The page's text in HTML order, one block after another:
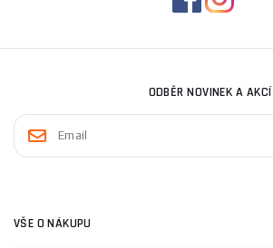
ODBĚR NOVINEK A AKCÍ
VŠE O NÁKUPU